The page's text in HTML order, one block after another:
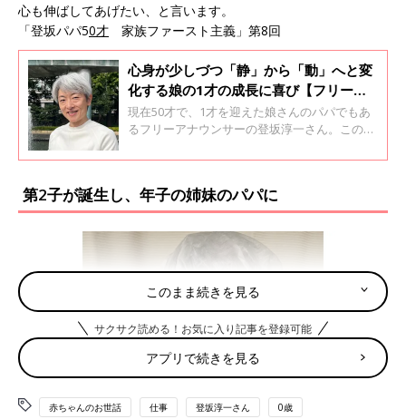
心も伸ばしてあげたい、と言います。
「登坂パパ50才 家族ファースト主義」第8回
心身が少しづつ「静」から「動」へと変
化する娘の1才の成長に喜び【フリーア
ナ・登坂淳一】
現在50才で、1才を迎えた娘さんのパパでもあ
るフリーアナウンサーの登坂淳一さん。この連
パパとしての思いなどを登坂さんの本人の言葉
んが1才になって思うこと。パパになってこの1
年で、どんな変化があったのでしょうか。「登
坂パパ50才 家族ファースト主義」第7回
第2子が誕生し、年子の姉妹のパパに
このまま続きを見る
サクサク読める！お気に入り記事を登録可能
アプリで続きを見る
赤ちゃんのお世話 仕事 登坂淳一さん 0歳